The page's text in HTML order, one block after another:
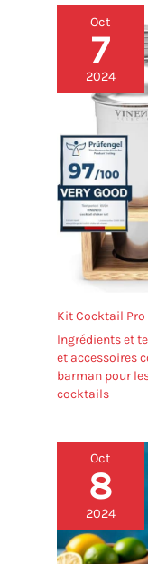
Oct
7
2024
Kit Cocktail Pro
Ingrédients et
et accessoires
barman pour
cocktails
Oct
8
2024